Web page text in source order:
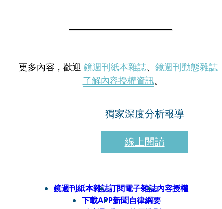
更多內容，歡迎 鏡週刊紙本雜誌、 鏡週刊動態雜誌
了解內容授權資訊。
獨家深度分析報導
線上閱讀
鏡週刊紙本雜誌訂閱電子雜誌內容授權
下載APP新聞自律綱要